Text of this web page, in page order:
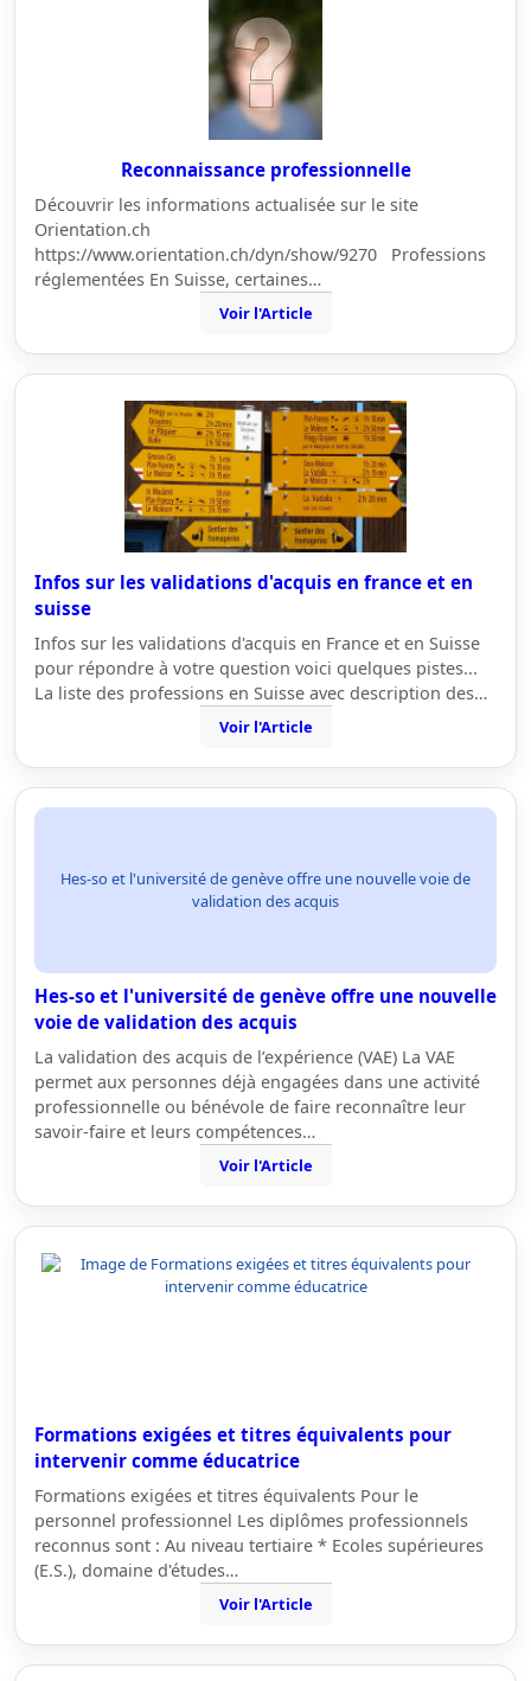
Reconnaissance professionnelle
Découvrir les informations actualisée sur le site
Orientation.ch
https://www.orientation.ch/dyn/show/9270 Professions
réglementées En Suisse, certaines…
Voir l'Article
Infos sur les validations d'acquis en france et en
suisse
Infos sur les validations d'acquis en France et en Suisse
pour répondre à votre question voici quelques pistes...
La liste des professions en Suisse avec description des…
Voir l'Article
Hes-so et l'université de genève offre une nouvelle voie de
validation des acquis
Hes-so et l'université de genève offre une nouvelle
voie de validation des acquis
La validation des acquis de l’expérience (VAE) La VAE
permet aux personnes déjà engagées dans une activité
professionnelle ou bénévole de faire reconnaître leur
savoir-faire et leurs compétences…
Voir l'Article
Formations exigées et titres équivalents pour
intervenir comme éducatrice
Formations exigées et titres équivalents Pour le
personnel professionnel Les diplômes professionnels
reconnus sont : Au niveau tertiaire * Ecoles supérieures
(E.S.), domaine d'études…
Voir l'Article